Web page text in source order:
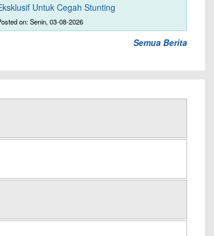
Untuk Cegah Stunting
on: Senin, 03-08-2026
Semua Berita